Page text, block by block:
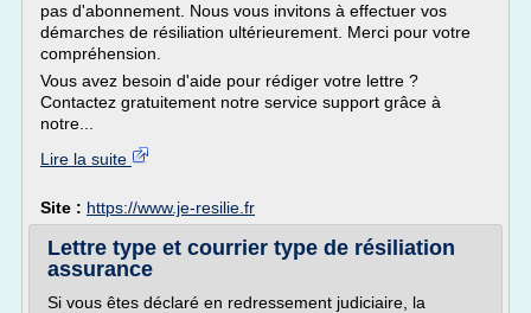
pas d'abonnement. Nous vous invitons à effectuer vos
démarches de résiliation ultérieurement. Merci pour votre
compréhension.
Vous avez besoin d'aide pour rédiger votre lettre ?
Contactez gratuitement notre service support grâce à
notre...
Lire la suite
Site : https://www.je-resilie.fr
Lettre type et courrier type de résiliation
assurance
Si vous êtes déclaré en redressement judiciaire, la